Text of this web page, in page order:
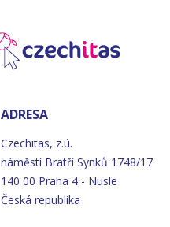
ADRESA
Czechitas, z.ú.
náměstí Bratří Synků 1748/17
140 00 Praha 4 - Nusle
Česká republika